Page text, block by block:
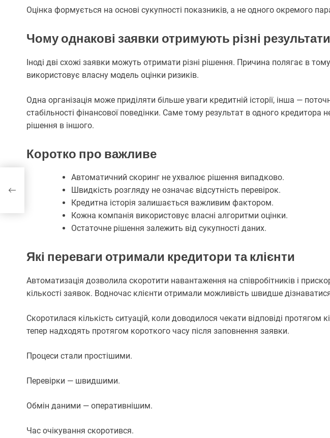
Оцінка формується на основі сукупності показників, а не одного окремого
Чому однакові заявки отримують різні результати
Іноді дві схожі заявки можуть отримати різні рішення. Причина полягає в
використовує власну модель оцінки ризиків.
Одна організація може приділяти більше уваги кредитній історії, інша —
стабільності фінансової поведінки. Саме тому результат в одного кредитора
рішення в іншого.
Коротко про важливе
Автоматичний скоринг не ухвалює рішення випадково.
Швидкість розгляду не означає відсутність перевірок.
Кредитна історія залишається важливим фактором.
Кожна компанія використовує власні алгоритми оцінки.
Остаточне рішення залежить від сукупності даних.
Які переваги отримали кредитори та клієнти
Автоматизація дозволила скоротити навантаження на співробітників і
кількості заявок. Водночас клієнти отримали можливість швидше
Скоротилася кількість ситуацій, коли доводилося чекати відповіді протягом
тепер надходять протягом короткого часу після заповнення заявки.
Процеси стали простішими.
Перевірки — швидшими.
Обмін даними — оперативнішим.
Час очікування скоротився.